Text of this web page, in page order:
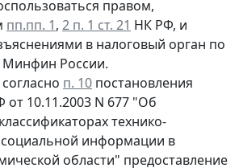
правом,
пп.пп. 1, 2 п. 1 ст. 21 НК РФ, и
в налоговый орган по
Минфин России.
п. 10 постановления
от 10.11.2003 N 677 "Об
технико-
информации в
области" предоставление